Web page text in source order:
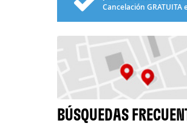
Cancelación GRATUITA
BÚSQUEDAS